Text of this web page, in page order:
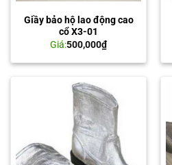
Giầy bảo hộ lao động cao
cổ X3-01
Giá:500,000₫